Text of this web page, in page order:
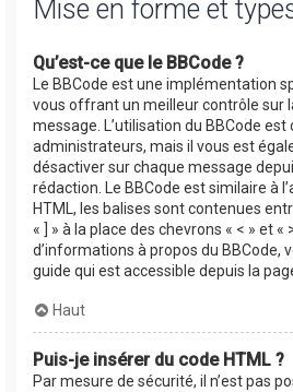
Mise en forme et
Qu’est-ce que le BBCode ?
Le BBCode est une implémentation
vous offrant un meilleur contrôle sur
message. L’utilisation du BBCode
administrateurs, mais il vous est
désactiver sur chaque message
rédaction. Le BBCode est similaire à
HTML, les balises sont contenues
« ] » à la place des chevrons « < » et «
d’informations à propos du BBCode,
guide qui est accessible depuis la
Haut
Puis-je insérer du code HTML ?
Par mesure de sécurité, il n’est pas